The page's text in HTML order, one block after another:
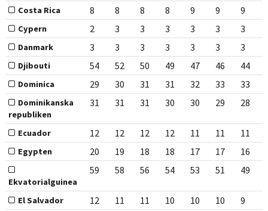
Costa Rica 8 8 8 8 9 9 9
Cypern 2 3 3 3 3 3 3
Danmark 3 3 3 3 3 3 3
Djibouti 54 52 50 49 47 46 44
Dominica 29 30 31 31 32 33 33
Dominikanska
republiken
31 31 31 30 30 29 28
Ecuador 12 12 12 12 11 11 11
Egypten 20 19 18 18 17 17 16
Ekvatorialguinea
59 58 56 54 53 51 49
El Salvador 12 11 11 10 10 10 9